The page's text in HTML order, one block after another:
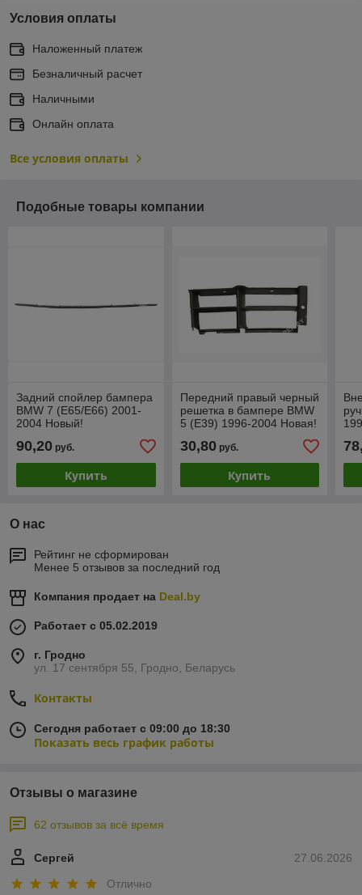
Условия оплаты
Наложенный платеж
Безналичный расчет
Наличными
Онлайн оплата
Все условия оплаты
Подобные товары компании
Задний спойлер бампера
BMW 7 (E65/E66) 2001-
2004 Новый!
90,20 руб.
Купить
Передний правый черный
решетка в бампере BMW
5 (E39) 1996-2004 Новая!
30,80руб.
Купить
О нас
Рейтинг не сформирован
Менее 5 отзывов за последний год
Компания продает на Deal.by
Работает с 05.02.2019
г. Гродно
ул. 17 сентября 55, Гродно, Беларусь
Контакты
Сегодня работает с 09:00 до 18:30
Показать весь график работы
Отзывы о магазине
62 отзывов за всё время
27.06.2026
Сергей
Отлично